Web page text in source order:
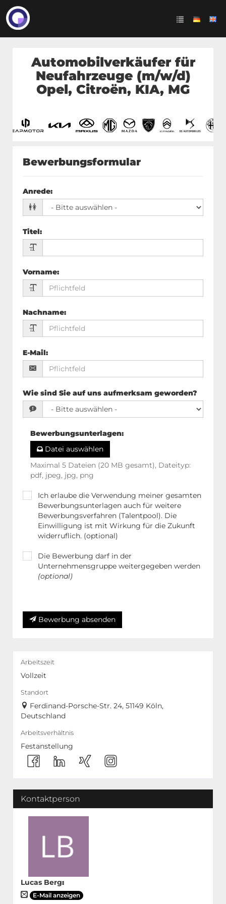
Automobilverkäufer für
Neufahrzeuge (m/w/d)
Opel, Citroën, KIA, MG
Bewerbungsformular
Anrede:
Titel:
Vorname:
Nachname:
E-Mail:
Wie sind Sie auf uns aufmerksam geworden?
Bewerbungsunterlagen:
Datei auswählen
Maximal 5 Dateien (20 MB gesamt), Dateityp:
pdf, jpeg, jpg, png
Ich erlaube die Verwendung meiner gesamten
Bewerbungsunterlagen auch für weitere
Bewerbungsverfahren (Talentpool). Die
Einwilligung ist mit Wirkung für die Zukunft
widerruflich. (optional)
Die Bewerbung darf in der
Unternehmensgruppe weitergegeben werden
(optional)
Bewerbung absenden
Arbeitszeit
Vollzeit
Standort
Ferdinand-Porsche-Str. 24, 51149 Köln,
Deutschland
Arbeitsverhältnis
Festanstellung
Kontaktperson
Lucas Berg:
E-Mail anzeigen